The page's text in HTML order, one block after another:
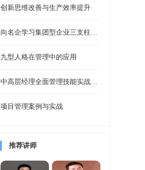
创新思维改善与生产效率提升
向名企学习集团型企业三支柱人力资源管控模式
九型人格在管理中的应用
中高层经理全面管理技能实战训练
项目管理案例与实战
推荐讲师